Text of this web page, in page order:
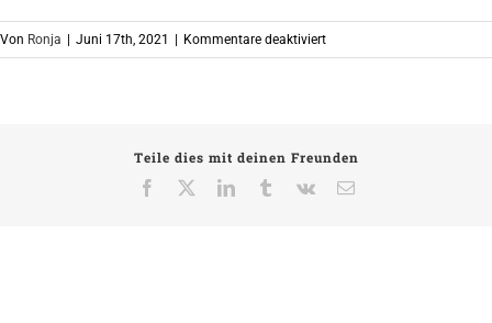
Von Ronja Juni 17th, 2021 Kommentare deaktiviertfür
Banner
Teile dies mit deinen Freunden
Facebook
LinkedInTumblrVk
E-